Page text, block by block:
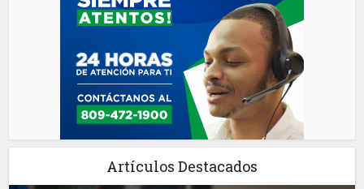
Artículos Destacados